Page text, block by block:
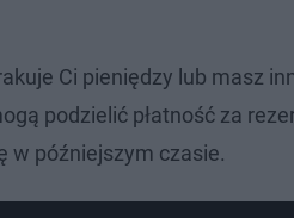
Ci pieniędzy lub masz
podzielić płatność za
w późniejszym czasie.